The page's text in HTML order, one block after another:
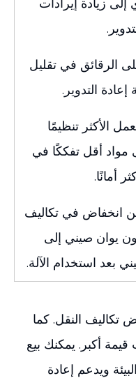
إلى زيادة إيرادات
الرقائق في تقليل
إعادة التدوير.
الأكثر تنظيمًا
مواد أقل تفككًا في
أمانًا.
انخفاض في تكاليف
1.2 مليون يوان صيني إلى
تكاليف النقل. كما
أكبر. يمكنك بيع
ويدعم إعادة